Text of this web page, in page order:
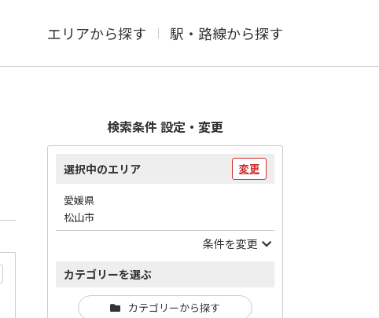
エリアから探す 駅・路線から探す
検索条件 設定・変更
選択中のエリア 変更
愛媛県
松山市
条件を変更
カテゴリーを選ぶ
カテゴリーから探す